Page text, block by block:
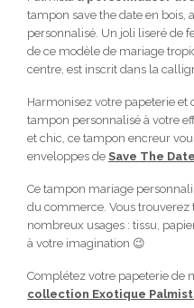
tampon save the date en bois,
personnalisé. Un joli liseré de
de ce modèle de mariage
centre, est inscrit dans la
Harmonisez votre papeterie et
tampon personnalisé à votre
et chic, ce tampon encreur
enveloppes de Save The Date
Ce tampon mariage
du commerce. Vous trouverez
nombreux usages : tissu,
à votre imagination 😉
Complétez votre papeterie de
collection Exotique